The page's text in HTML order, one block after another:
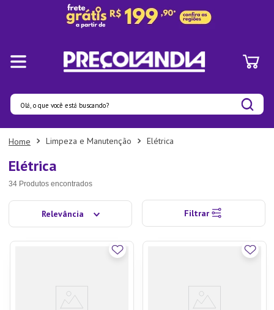
Olá, o que você está buscando?
Limpeza e Manutenção Elétrica
Elétrica
34 Produtos
Relevância Filtrar
Termos mais buscados
3º
Organizadores
Bambu
5º
Prato
Aparelho Jantar
Xicara